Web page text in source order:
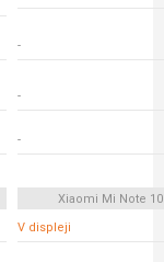
-
-
-
Xiaomi Mi Note
V displeji